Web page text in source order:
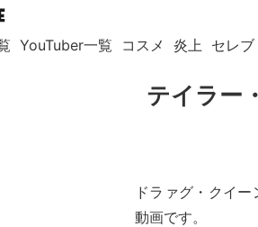
YouTuber一覧 コスメ 炎上 セレブ
テイラー
ドラァグ・クイ
動画です。